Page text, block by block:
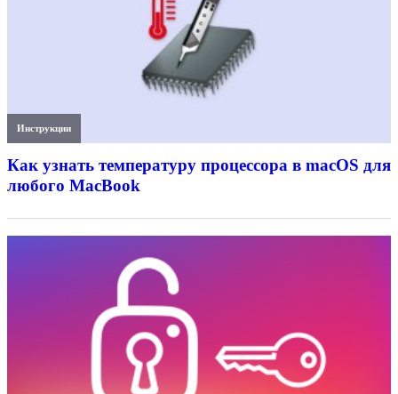
Инструкции
Как узнать температуру процессора в macOS для
любого MacBook